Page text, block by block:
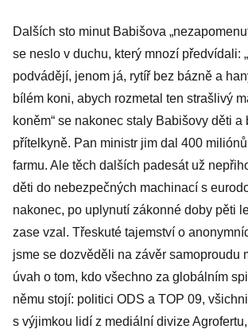
Dalších sto minut Babišova
se neslo v duchu, který mnozí předvídali:
podvádějí, jenom já, rytíř bez bázně a
bílém koni, abych rozmetal ten strašlivý
koněm“ se nakonec staly Babišovy děti a
přítelkyně. Pan ministr jim dal 400
farmu. Ale těch dalších padesát už
děti do nebezpečných machinací s
nakonec, po uplynutí zákonné doby pěti
zase vzal. Třeskuté tajemství o
jsme se dozvěděli na závěr samoproudu
úvah o tom, kdo všechno za globálním
němu stojí: politici ODS a TOP 09,
s výjimkou lidí z mediální divize